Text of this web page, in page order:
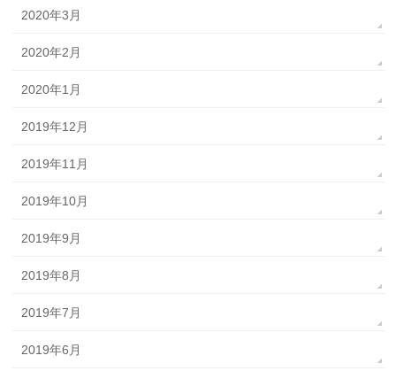
2020年3月
2020年2月
2020年1月
2019年12月
2019年11月
2019年10月
2019年9月
2019年8月
2019年7月
2019年6月